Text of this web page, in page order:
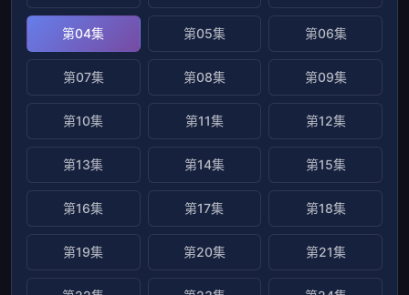
第04集 第05集 第06集
第07集 第08集 第09集
第10集 第11集 第12集
第13集 第14集 第15集
第16集 第17集 第18集
第19集 第20集 第21集